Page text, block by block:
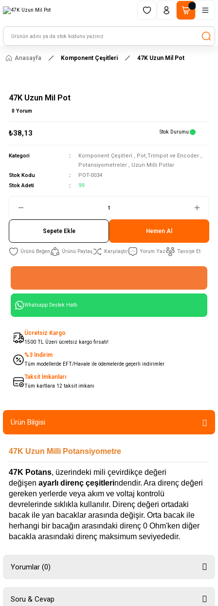
HAYAL ET - TASARLA - ÇALIŞTIR
Anasayfa Komponent Çeşitleri 47K Uzun Mil Pot
47K Uzun Mil Pot
0 Yorum
₺38,13 Stok Durumu
Kategori Komponent Çeşitleri , Pot,Trimpot ve Encoder ,
Potansiyometreler , Uzun Milli Potlar
Stok Kodu
POT-0034
Stok Adeti
99
Sepete Ekle Hemen Al
Ürünü Paylaş Karşılaştır Yorum Yaz Tavsiye Et
Whatsapp Destek Hattı
Ücretsiz Kargo
1500 TL Üzeri ücretsiz kargo fırsatı!
%3 İndirim
Tüm modellerde EFT/Havale ile ödemelerde geçerli indirimler
Taksit İmkanları
Tüm kartlara 12 taksit imkanı
Ürün Bilgisi
47K Uzun Milli Potansiyometre
47K Potans, üzerindeki mili çevirdikçe değeri
değişen ayarlı direnç çeşitlerindendir. Ara direnç değeri
gereken yerlerde veya akım ve voltaj kontrolü
devrelerinde sıklıkla kullanılır. Direnç değeri ortadaki
bacak ile yan bacaklar arasında değişir. Orta bacak ile
herhangi bir bacağın arasındaki direnç 0 Ohm'ken diğer
bacakla arasındaki direnç maksimum seviyededir.
Yorumlar (0)
Soru & Cevap